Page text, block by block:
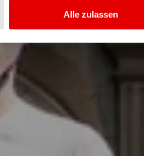
Alle zulassen